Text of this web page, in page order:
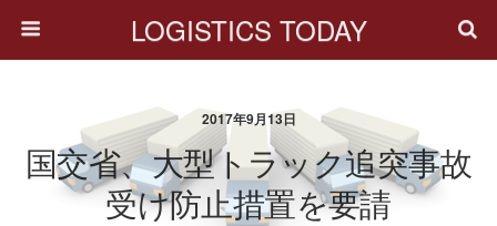
LOGISTICS TODAY
2017年9月13日
国交省、大型トラック追突事故
受け防止措置を要請